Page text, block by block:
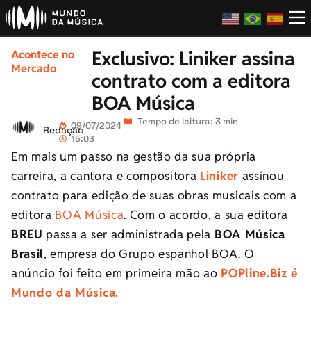
Acontece no
Mercado
Exclusivo: Liniker assina
contrato com a editora
BOA Música
Redação09/07/2024
15:03
Tempo de leitura: 3 min
Em mais um passo na gestão da sua própria
carreira, a cantora e compositora Liniker assinou
contrato para edição de suas obras musicais com a
editora BOA Música. Com o acordo, a sua editora
BREU passa a ser administrada pela BOA Música
Brasil, empresa do Grupo espanhol BOA. O
anúncio foi feito em primeira mão ao POPline.Biz é
Mundo da Música.